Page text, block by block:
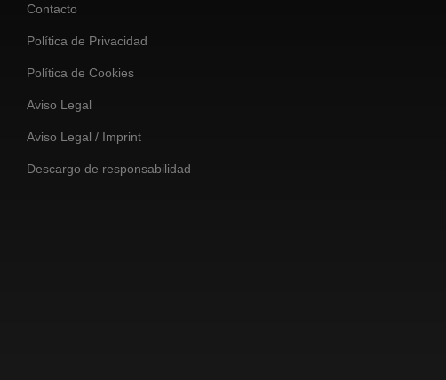
Contacto
Política de Privacidad
Política de Cookies
Aviso Legal
Aviso Legal / Imprint
Descargo de responsabilidad